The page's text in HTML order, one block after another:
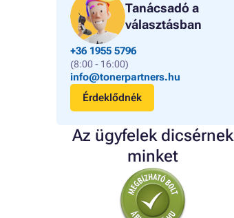
Tanácsadó a
választásban
+36 1955 5796
(8:00 - 16:00)
info@tonerpartners.hu
Érdeklődnék
Az ügyfelek dicsérnek
minket